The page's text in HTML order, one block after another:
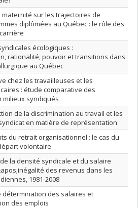
maternité sur les trajectoires de
diplômées au Québec : le rôle des
écologiques :
rationalité, pouvoir et transitions dans
au Québec
chez les travailleuses et les
: étude comparative des
milieux syndiqués
de la discrimination au travail et les
en matière de représentation
du retrait organisationnel : le cas du
volontaire
la densité syndicale et du salaire
des revenus dans les
1981-2008
détermination des salaires et
des emplois